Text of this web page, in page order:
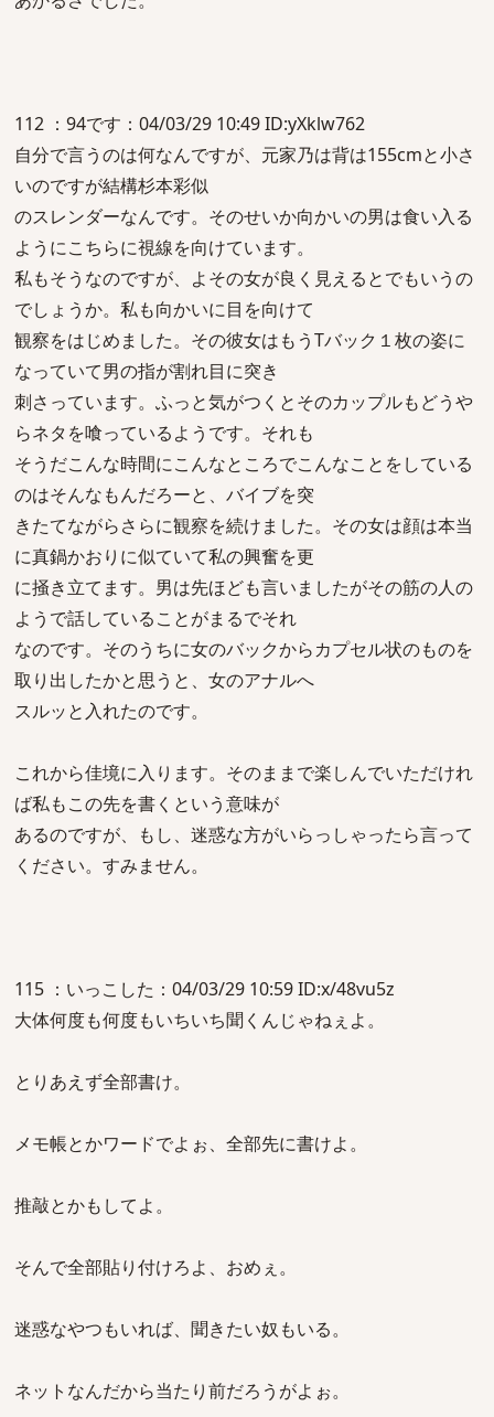
112 ：94です：04/03/29 10:49 ID:yXklw762
自分で言うのは何なんですが、元家乃は背は155cmと小さ
いのですが結構杉本彩似
のスレンダーなんです。そのせいか向かいの男は食い入る
ようにこちらに視線を向けています。
私もそうなのですが、よその女が良く見えるとでもいうの
でしょうか。私も向かいに目を向けて
観察をはじめました。その彼女はもうTバック１枚の姿に
なっていて男の指が割れ目に突き
刺さっています。ふっと気がつくとそのカップルもどうや
らネタを喰っているようです。それも
そうだこんな時間にこんなところでこんなことをしている
のはそんなもんだろーと、バイブを突
きたてながらさらに観察を続けました。その女は顔は本当
に真鍋かおりに似ていて私の興奮を更
に掻き立てます。男は先ほども言いましたがその筋の人の
ようで話していることがまるでそれ
なのです。そのうちに女のバックからカプセル状のものを
取り出したかと思うと、女のアナルへ
スルッと入れたのです。
これから佳境に入ります。そのままで楽しんでいただけれ
ば私もこの先を書くという意味が
あるのですが、もし、迷惑な方がいらっしゃったら言って
ください。すみません。
115 ：いっこした：04/03/29 10:59 ID:x/48vu5z
大体何度も何度もいちいち聞くんじゃねぇよ。
とりあえず全部書け。
メモ帳とかワードでよぉ、全部先に書けよ。
推敲とかもしてよ。
そんで全部貼り付けろよ、おめぇ。
迷惑なやつもいれば、聞きたい奴もいる。
ネットなんだから当たり前だろうがよぉ。